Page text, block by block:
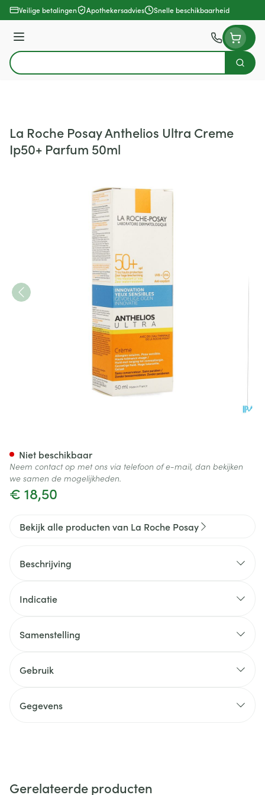
Ga naar de inhoud
Veilige betalingen Apothekersadvies Snelle beschikbaarheid
Menu
Product, merk, categorie...
Zoek
La Roche Posay Anthelios Ultra Creme
Ip50+ Parfum 50ml
€ 18,50
Niet beschikbaar
Neem contact op met ons via telefoon of e-mail, dan bekijken
we samen de mogelijkheden.
Bekijk alle producten van La Roche Posay
Beschrijving
Indicatie
Samenstelling
Gebruik
Gegevens
Gerelateerde producten